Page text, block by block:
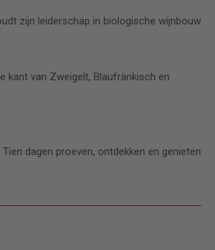
zijn leiderschap in biologische wijnbouw
kant van Zweigelt, Blaufränkisch en
dagen proeven, ontdekken en genieten